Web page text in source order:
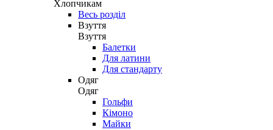
Хлопчикам
Весь розділ
Взуття
Взуття
Балетки
Для латини
Для стандарту
Одяг
Одяг
Гольфи
Кімоно
Майки